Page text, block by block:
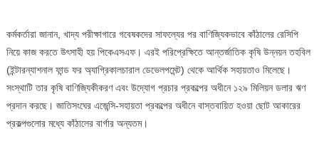
কর্মকর্তারা জানান, খাদ্য পরীক্ষাগারে গবেষকদের সাফল্যের পর বাণিজ্যিকভাবে কাঁঠালের রেসিপি
নিয়ে কাজ করতে উৎসাহী হয় পিকেএসএফ। এরই পরিপ্রেক্ষিতে আন্তর্জাতিক কৃষি উন্নয়ন তহবিল
(ইন্টারন্যাশনাল ফান্ড ফর অ্যাগ্রিকালচারাল ডেভেলপমেন্ট) থেকে আর্থিক সহায়তাও মিলেছে।
সংস্থাটি তার কৃষি বাণিজ্যিকীকরণ এবং উদ্যোগ প্রচার প্রকল্পের অধীনে ১২৯ মিলিয়ন ডলার ঋণ
প্রদান করছে। জাতিসংঘের এজেন্সি-সহায়তা প্রকল্পের অধীনে বাস্তবায়িত হওয়া ছোট আকারের
প্রকল্পগুলোর মধ্যে কাঁঠালের বার্গার অন্যতম।